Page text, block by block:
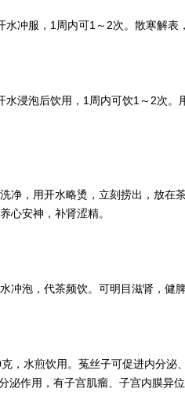
服，1周内可1～2次。散寒解表
浸泡后饮用，1周内可饮1～2次。
，用开水略烫，立刻捞出，放在
心安神，补肾涩精。
泡，代茶频饮。可明目滋肾，健脾
水煎饮用。菟丝子可促进内分泌
泌作用，有子宫肌瘤、子宫内膜异